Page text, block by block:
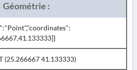
Géométrie :
(25.266667 41.133333)